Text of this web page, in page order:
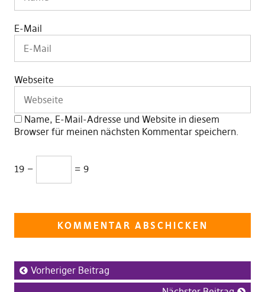
E-Mail
Webseite
Name, E-Mail-Adresse und Website in diesem
Browser für meinen nächsten Kommentar speichern.
19 − = 9
Vorheriger Beitrag